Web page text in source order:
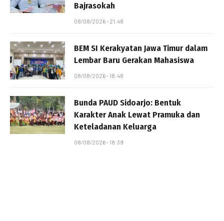
Bajrasokah
08/08/2026 - 21:48
BEM SI Kerakyatan Jawa Timur dalam
Lembar Baru Gerakan Mahasiswa
08/08/2026 - 18:48
Bunda PAUD Sidoarjo: Bentuk
Karakter Anak Lewat Pramuka dan
Keteladanan Keluarga
08/08/2026 - 18:39